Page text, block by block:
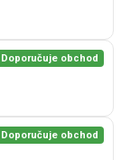
Doporučuje obchod
Doporučuje obchod